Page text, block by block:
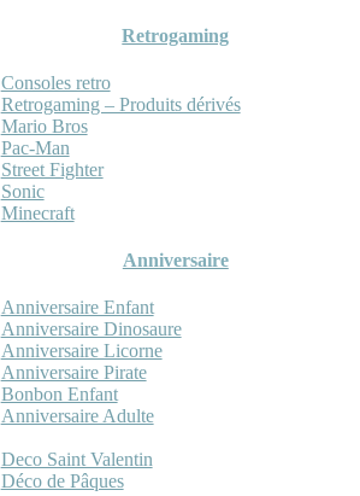
Retrogaming
Consoles retro
Retrogaming – Produits dérivés
Mario Bros
Pac-Man
Street Fighter
Sonic
Minecraft
Anniversaire
Anniversaire Enfant
Anniversaire Dinosaure
Anniversaire Licorne
Anniversaire Pirate
Bonbon Enfant
Anniversaire Adulte
Deco Saint Valentin
Déco de Pâques